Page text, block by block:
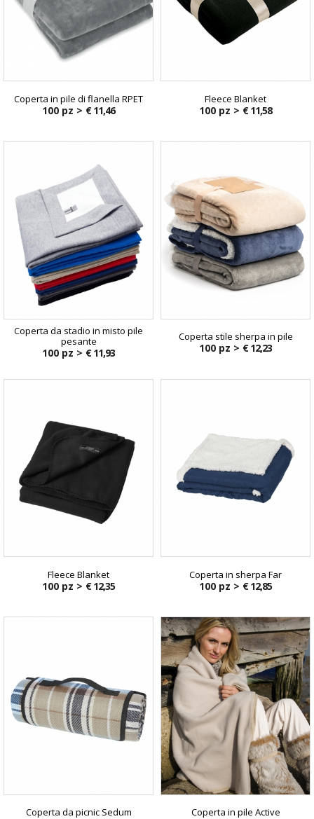
Coperta in pile di flanella RPET
100 pz > € 11,46
Fleece Blanket
100 pz > € 11,58
Coperta da stadio in misto pile
pesante
100 pz > € 11,93
Coperta stile sherpa in pile
100 pz > € 12,23
Fleece Blanket
100 pz > € 12,35
Coperta in sherpa Far
100 pz > € 12,85
Coperta da picnic Sedum Coperta in pile Active